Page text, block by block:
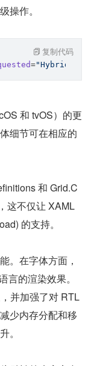
操作。
=
复制代码
和 tvOS）的更
细节可在相应的
和 Grid.C
这不仅让 XAML
的支持。
。在字体方面，
言的渲染效果。
并加强了对 RTL
少内存分配和移
。